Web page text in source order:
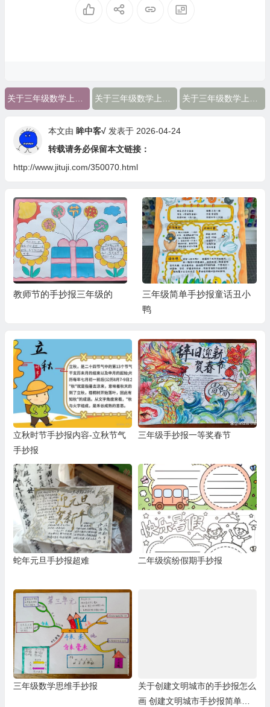
关于三年级数学上册的手抄报图片 关于三年级数学上册的手抄报 关于三年级数学上册的手抄报内容
本文由 眸中客√发表于 2026-04-24
转载请务必保留本文链接：
http://www.jituji.com/350070.html
教师节的手抄报三年级的
三年级简单手抄报童话丑小
鸭
立秋时节手抄报内容-立秋节气
手抄报
三年级手抄报一等奖春节
蛇年元旦手抄报超难 二年级缤纷假期手抄报
三年级数学思维手抄报
关于创建文明城市的手抄报怎么
画 创建文明城市手抄报简单又